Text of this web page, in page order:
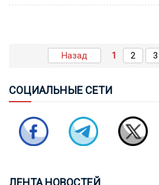
Назад 1 2 3
СОЦИАЛЬНЫЕ СЕТИ
ЛЕНТА НОВОСТЕЙ
БИГ ОСУДИЛ
АССАМБЛЕИ КОРСИКИ,
САБИНА АЛИЕВА: МИННАЯ
СЕРЬЕЗНОЙ УГРОЗОЙ ДЛЯ
ПОЧЕМУ ВИЗИТ ПРЕЗИДЕНТА